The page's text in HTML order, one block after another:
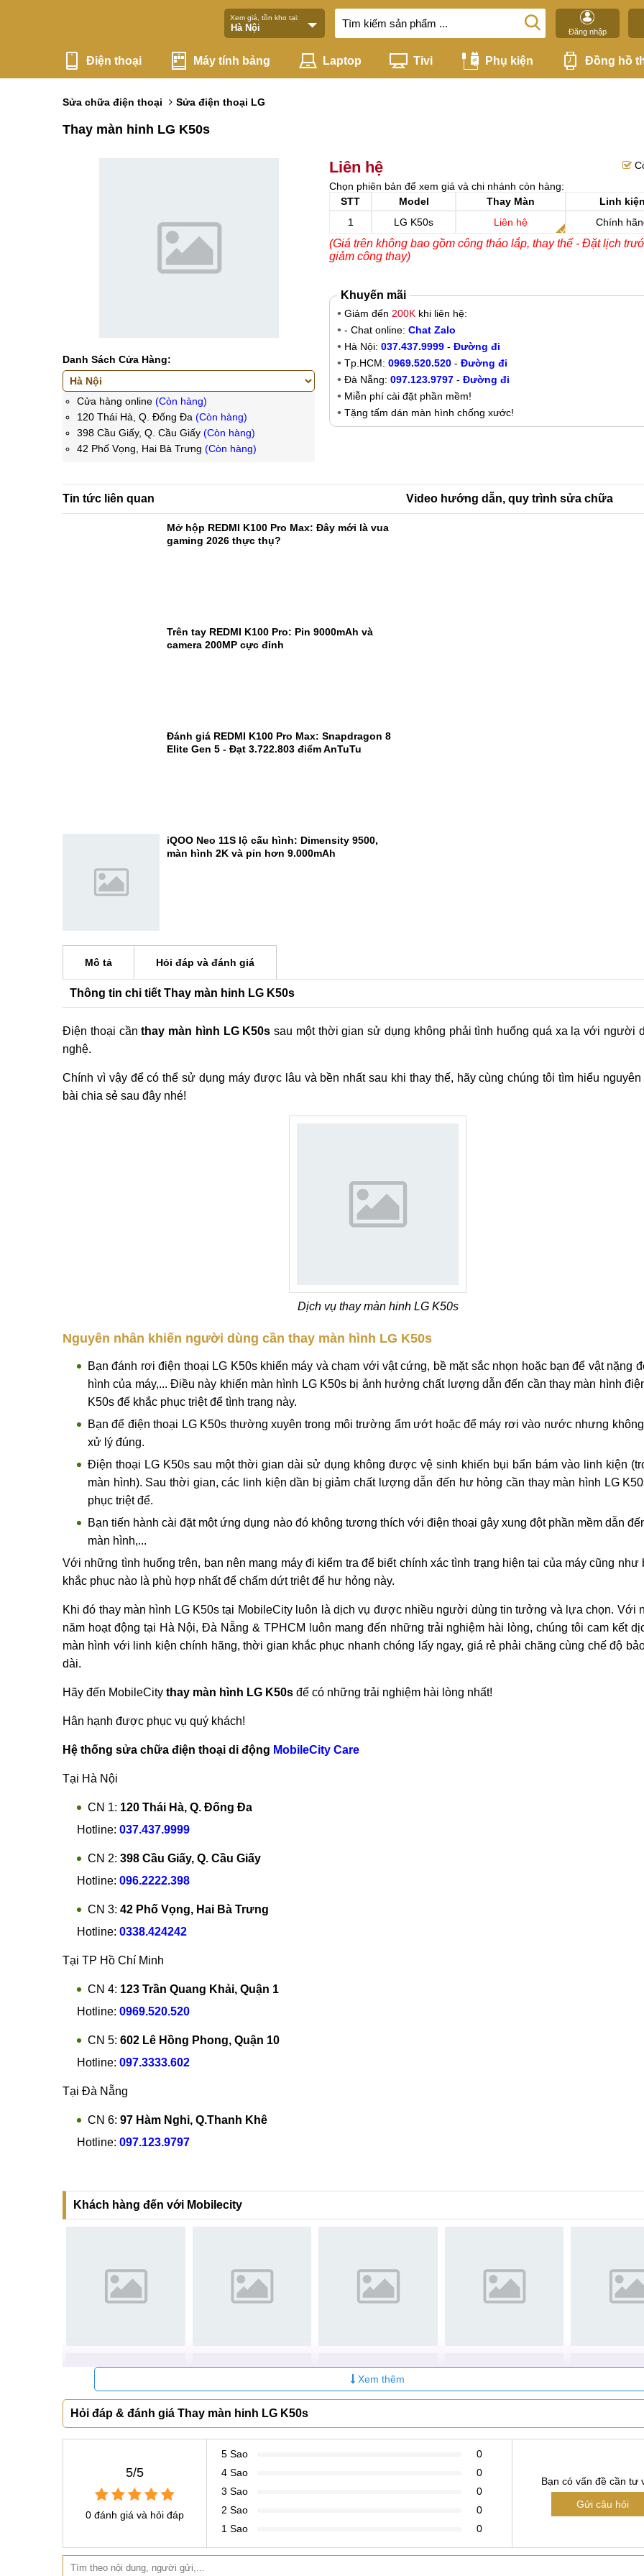
Xem giá, tồn kho tại:
Đăng nhập
Điện thoại Máy tính bảng Laptop Tivi Phụ kiện Đồng hồ
Sửa chữa điện thoại Sửa điện thoại LG
Thay màn hinh LG K50s
Danh Sách Cửa Hàng:
Cửa hàng online (Còn hàng)
120 Thái Hà, Q. Đống Đa (Còn hàng)
398 Cầu Giấy, Q. Cầu Giấy (Còn hàng)
42 Phố Vọng, Hai Bà Trưng (Còn hàng)
Liên hệ
Chọn phiên bản để xem giá và chi nhánh còn hàng:
STT
Model Thay Màn
Linh
1
LG K50s Liên hệ Chính
(Giá trên không bao gồm công tháo lắp, thay thế - Đặt lịch
giảm công thay)
Khuyến mãi
Giảm đến 200K khi liên hệ:
- Chat online: Chat Zalo
Hà Nội: 037.437.9999 - Đường đi
Tp.HCM: 0969.520.520 - Đường đi
Đà Nẵng: 097.123.9797 - Đường đi
Miễn phí cài đặt phần mềm!
Tặng tấm dán màn hình chống xước!
Tin tức liên quan
Mở hộp REDMI K100 Pro Max: Đây mới là vua
gaming 2026 thực thụ?
Trên tay REDMI K100 Pro: Pin 9000mAh và
camera 200MP cực đỉnh
Đánh giá REDMI K100 Pro Max: Snapdragon 8
Elite Gen 5 - Đạt 3.722.803 điểm AnTuTu
iQOO Neo 11S lộ cấu hình: Dimensity 9500,
màn hình 2K và pin hơn 9.000mAh
Video hướng dẫn, quy trình sửa chữa
Mô tả Hỏi đáp và đánh giá
Thông tin chi tiết Thay màn hinh LG K50s
Điện thoại cầnthay màn hình LG K50s sau một thời gian sử dụng không phải tình huống quá xa lạ với người
nghệ.
Chính vì vậy để có thể sử dụng máy được lâu và bền nhất sau khi thay thế, hãy cùng chúng tôi tìm hiểu nguyên
bài chia sẻ sau đây nhé!
Dịch vụ thay màn hinh LG K50s
Nguyên nhân khiến người dùng cần thay màn hình LG K50s
Bạn đánh rơi điện thoại LG K50s khiến máy và chạm với vật cứng, bề mặt sắc nhọn hoặc bạn để vật nặng
hình của máy,... Điều này khiến màn hình LG K50s bị ảnh hưởng chất lượng dẫn đến cần thay màn hình
K50s để khắc phục triệt để tình trạng này.
Bạn để điện thoại LG K50s thường xuyên trong môi trường ẩm ướt hoặc để máy rơi vào nước nhưng
xử lý đúng.
Điện thoại LG K50s sau một thời gian dài sử dụng không được vệ sinh khiến bụi bẩn bám vào linh kiện
màn hình). Sau thời gian, các linh kiện dần bị giảm chất lượng dẫn đến hư hỏng cần thay màn hình LG
phục triệt để.
Bạn tiến hành cài đặt một ứng dụng nào đó không tương thích với điện thoại gây xung đột phần mềm dẫn
màn hình,...
Với những tình huống trên, bạn nên mang máy đi kiểm tra để biết chính xác tình trạng hiện tại của máy cũng như
khắc phục nào là phù hợp nhất để chấm dứt triệt để hư hỏng này.
Khi đó thay màn hình LG K50s tại MobileCity luôn là dịch vụ được nhiều người dùng tin tưởng và lựa chọn. Với
năm hoạt động tại Hà Nội, Đà Nẵng & TPHCM luôn mang đến những trải nghiệm hài lòng, chúng tôi cam kết
màn hình với linh kiện chính hãng, thời gian khắc phục nhanh chóng lấy ngay, giá rẻ phải chăng cùng chế độ
dài.
Hãy đến MobileCity thay màn hình LG K50s để có những trải nghiệm hài lòng nhất!
Hân hạnh được phục vụ quý khách!
Hệ thống sửa chữa điện thoại di động MobileCity Care
Tại Hà Nội
CN 1: 120 Thái Hà, Q. Đống Đa
Hotline: 037.437.9999
CN 2: 398 Cầu Giấy, Q. Cầu Giấy
Hotline: 096.2222.398
CN 3: 42 Phố Vọng, Hai Bà Trưng
Hotline: 0338.424242
Tại TP Hồ Chí Minh
CN 4: 123 Trần Quang Khải, Quận 1
Hotline: 0969.520.520
CN 5: 602 Lê Hồng Phong, Quận 10
Hotline: 097.3333.602
Tại Đà Nẵng
CN 6: 97 Hàm Nghi, Q.Thanh Khê
Hotline: 097.123.9797
Khách hàng đến với Mobilecity
Xem thêm
Hỏi đáp & đánh giá Thay màn hinh LG K50s
5/5
0 đánh giá và hỏi đáp
5 Sao
0
4 Sao
0
3 Sao
0
2 Sao
0
1 Sao
0
Bạn có vấn đề cần tư
Gửi câu hỏi